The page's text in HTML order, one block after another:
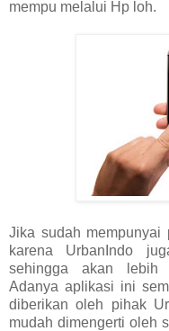
mempu melalui Hp loh.
Jika sudah mempunyai
karena UrbanIndo
sehingga akan lebih
Adanya aplikasi ini
diberikan oleh pihak
mudah dimengerti oleh